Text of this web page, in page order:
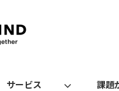
サービス 課題